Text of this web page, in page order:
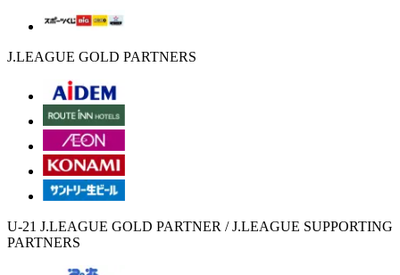
J.LEAGUE GOLD PARTNERS
U-21 J.LEAGUE GOLD PARTNER / J.LEAGUE SUPPORTING
PARTNERS